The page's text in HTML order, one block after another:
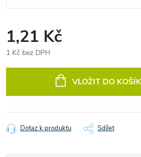
1,21 Kč
1 Kč bez DPH
VLOŽIT DO
Dotaz k produktu Sdílet